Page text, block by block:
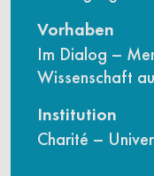
Vorhaben
Im Dialog –
Wissenschaft
Institution
Charité –